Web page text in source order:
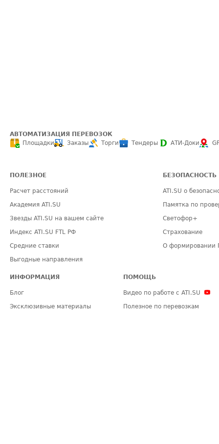
АВТОМАТИЗАЦИЯ ПЕРЕВОЗОК
Площадки
Заказы Торги Тендеры АТИ-Доки
ПОЛЕЗНОЕ
Расчет расстояний
Академия ATI.SU
Звезды ATI.SU на вашем сайте
Индекс ATI.SU FTL РФ
Средние ставки
Выгодные направления
БЕЗОПАСНОСТЬ
ATI.SU о
Памятка по
Светофор+
Страхование
О формировании
ИНФОРМАЦИЯ
Блог
Эксклюзивные материалы
ПОМОЩЬ
Видео по работе с ATI.SU
Полезное по перевозкам